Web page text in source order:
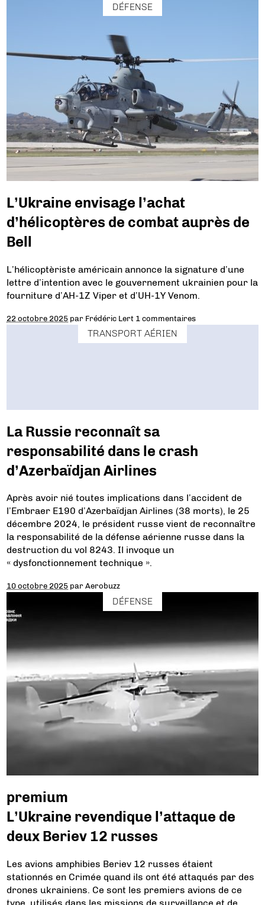
DÉFENSE
L’Ukraine envisage l’achat
d’hélicoptères de combat auprès de
Bell
L’hélicoptèriste américain annonce la signature d’une
lettre d’intention avec le gouvernement ukrainien pour la
fourniture d’AH-1Z Viper et d’UH-1Y Venom.
22 octobre 2025 par Frédéric Lert 1 commentaires
TRANSPORT AÉRIEN
La Russie reconnaît sa
responsabilité dans le crash
d’Azerbaïdjan Airlines
Après avoir nié toutes implications dans l’accident de
l’Embraer E190 d’Azerbaïdjan Airlines (38 morts), le 25
décembre 2024, le président russe vient de reconnaître
la responsabilité de la défense aérienne russe dans la
destruction du vol 8243. Il invoque un
« dysfonctionnement technique ».
10 octobre 2025 parAerobuzz
DÉFENSE
premium
L’Ukraine revendique l’attaque de
deux Beriev 12 russes
Les avions amphibies Beriev 12 russes étaient
stationnés en Crimée quand ils ont été attaqués par des
drones ukrainiens. Ce sont les premiers avions de ce